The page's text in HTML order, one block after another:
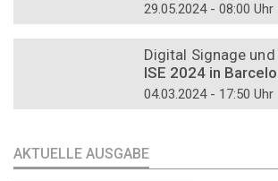
29.05.2024 - 08:00 Uhr
Digital Signage
ISE 2024 in
04.03.2024 - 17:50 Uhr
AKTUELLE AUSGABE